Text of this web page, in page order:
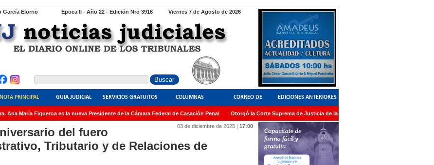
García Elorrio Viernes 7 de Agosto de 2026
Epoca II - Año 22 - Edición Nro 3916
NOTA PRINCIPAL GUIA JUDICIAL SERVICIOS GRATUITOS COLUMNAS CORREO DE
LECTORES
EDICIONES ANTERIORES
Ana María Figueroa es la nueva Presidente de la Cámara Federal de Casación Penal Otorgó la Corte Suprema de Justicia de la Nación una medalla al Dr. Raul
03 de diciembre de 2025| 17:00
del fuero
Tributario y de Relaciones de